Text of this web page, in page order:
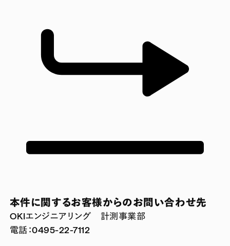
本件に関するお客様からのお問い合わせ先
OKIエンジニアリング 計測事業部
電話：0495-22-7112